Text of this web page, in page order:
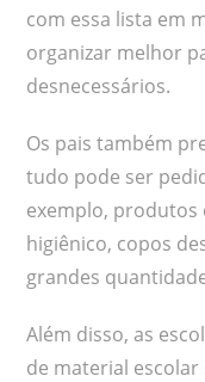
com essa lista em
organizar melhor
desnecessários.
Os pais também
tudo pode ser
exemplo, produtos
higiênico, copos
grandes
Além disso, as
de material escolar